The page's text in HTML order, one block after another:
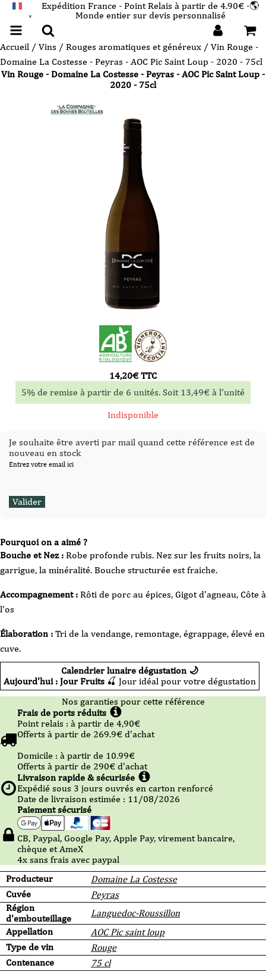
▼
Expédition France - Point Relais à partir de 4.90€ -🌎
Monde entier sur devis personnalisé
Accueil / Vins / Rouges aromatiques et généreux / Vin Rouge -
Domaine La Costesse - Peyras - AOC Pic Saint Loup - 2020 - 75cl
Vin Rouge - Domaine La Costesse - Peyras - AOC Pic Saint Loup -
2020 - 75cl
Pourquoi on a aimé ?
Bouche et Nez : Robe profonde rubis. Nez sur les fruits noirs, la
garrigue, la minéralité. Bouche structurée est fraiche.
Accompagnement : Rôti de porc au épices, Gigot d'agneau, Côte à
l'os
Élaboration : Tri de la vendange, remontage, égrappage, élevé en
cuve.
Calendrier lunaire dégustation 🌙
Aujourd'hui : Jour Fruits 🍒 Jour idéal pour votre dégustation
Producteur
Domaine La Costesse
Cuvée
Peyras
Région
d'embouteillage
Languedoc-Roussillon
Appellation
AOC Pic saint loup
Type de vin
Rouge
Contenance
75 cl
14,20€ TTC
5% de remise à partir de 6 unités. Soit 13,49€ à l'unité
Indisponible
Je souhaite être averti par mail quand cette référence est de
nouveau en stock
Entrez votre email ici
Nos garanties pour cette référence
Frais de ports réduits
Point relais : à partir de 4,90€
Offerts à partir de 269.9€ d’achat
Domicile : à partir de 10.99€
Offerts à partir de 290€ d’achat
Livraison rapide & sécurisée
Expédié sous 3 jours ouvrés en carton renforcé
Date de livraison estimée : 11/08/2026
Paiement sécurisé
CB, Paypal, Google Pay, Apple Pay, virement bancaire,
chèque et AmeX
4x sans frais avec paypal